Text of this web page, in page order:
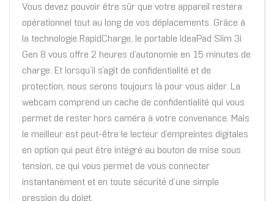
Vous devez pouvoir être sûr que votre appareil restera
opérationnel tout au long de vos déplacements. Grâce à
la technologie RapidCharge, le portable IdeaPad Slim 3i
Gen 8 vous offre 2 heures d’autonomie en 15 minutes de
charge. Et lorsqu’il s’agit de confidentialité et de
protection, nous serons toujours là pour vous aider. La
webcam comprend un cache de confidentialité qui vous
permet de rester hors caméra à votre convenance. Mais
le meilleur est peut-être le lecteur d’empreintes digitales
en option qui peut être intégré au bouton de mise sous
tension, ce qui vous permet de vous connecter
instantanément et en toute sécurité d’une simple
pression du doigt.